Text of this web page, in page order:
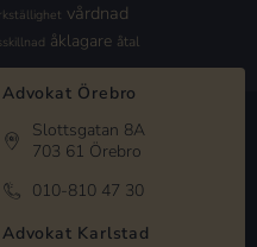
vårdnad
åklagare åtal
Advokat Örebro
Slottsgatan 8A
703 61 Örebro
010-810 47 30
Advokat Karlstad